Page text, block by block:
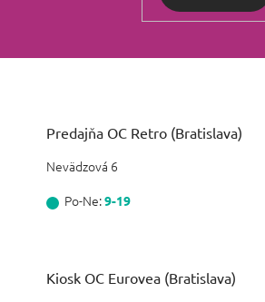
Predajňa OC Retro (Bratislava)
Nevädzová 6
Po-Ne:9-19
Kiosk OC Eurovea (Bratislava)